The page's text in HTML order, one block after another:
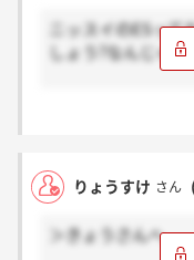
ニッスイのESっ
しょう?なんじゃ
りょうすけ さん
＞きょうさんへ